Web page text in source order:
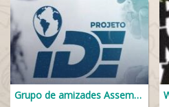
Grupo de amizades Assembleia de Deus